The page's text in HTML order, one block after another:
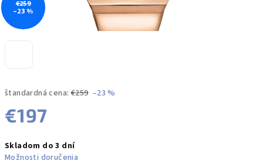
štandardná cena: €259 –23 %
€197
cena:
Skladom do 3 dní
Možnosti doručenia
€259
–23 %